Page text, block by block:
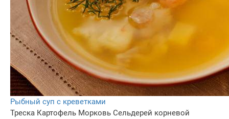
Рыбный суп с креветками
Треска Картофель Морковь Сельдерей корневой